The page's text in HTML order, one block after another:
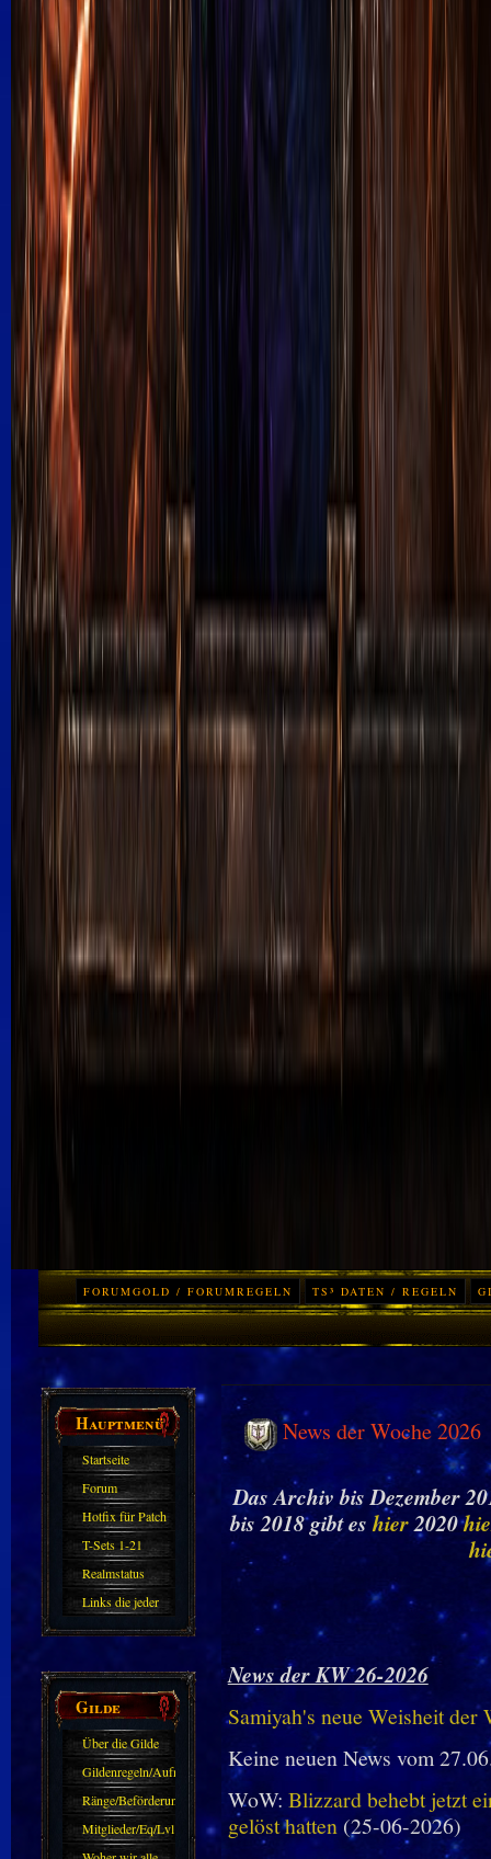
FORUMGOLD / FORUMREGELN TS³ DATEN / REGELN
Hauptmenü
Startseite
Forum
Hotfix für Patch
11.X
T-Sets 1-21
Realmstatus
Links die jeder
kennen sollte?!
Gilde
Über die Gilde
(DAW)
Gildenregeln/Aufnahme
Ränge/Beförderungen
Mitglieder/Eq/Lvl
News der Woche 2026
Das Archiv bis Dezember
bis 2018 gibt es hier2020
News der KW 26-2026
Samiyah's neue Weisheit der
Keine neuen News vom
WoW: Blizzard behebt jetzt
gelöst hatten(25-06-2026)